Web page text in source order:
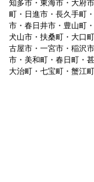
知多市・東海市・大府
町・日進市・長久手町
市・春日井市・豊山町
犬山市・扶桑町・大口
古屋市・一宮市・稲沢
市・美和町・春日町・
大治町・七宝町・蟹江